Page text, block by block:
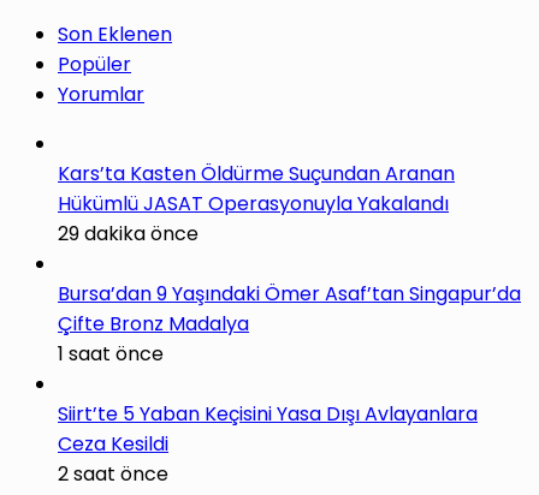
Son Eklenen
Popüler
Yorumlar
Kars’ta Kasten Öldürme Suçundan Aranan
Hükümlü JASAT Operasyonuyla Yakalandı
29 dakika önce
Bursa’dan 9 Yaşındaki Ömer Asaf’tan Singapur’da
Çifte Bronz Madalya
1 saat önce
Siirt’te 5 Yaban Keçisini Yasa Dışı Avlayanlara
Ceza Kesildi
2 saat önce